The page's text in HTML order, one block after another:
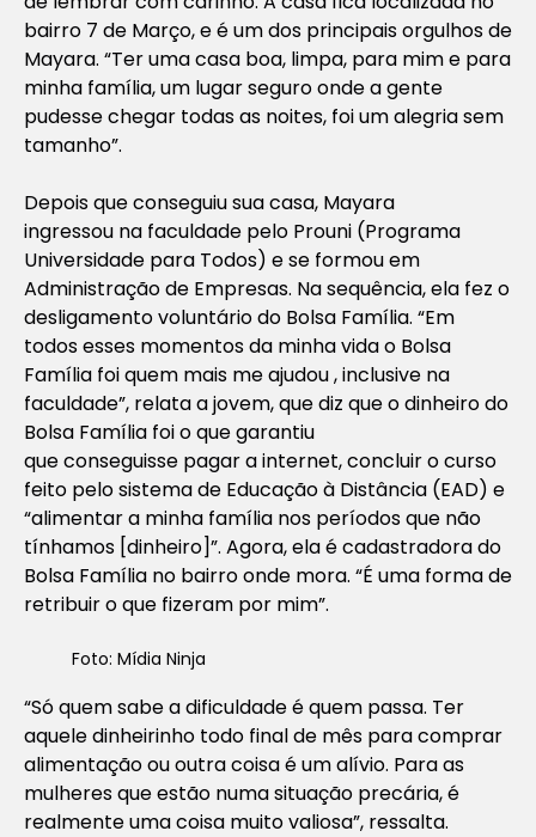
bairro 7 de Março, e é um dos principais orgulhos de
Mayara. “Ter uma casa boa, limpa, para mim e para
minha família, um lugar seguro onde a gente
pudesse chegar todas as noites, foi um alegria sem
tamanho”.
Depois que conseguiu sua casa, Mayara
ingressou na faculdade pelo Prouni (Programa
Universidade para Todos) e se formou em
Administração de Empresas. Na sequência, ela fez o
desligamento voluntário do Bolsa Família. “Em
todos esses momentos da minha vida o Bolsa
Família foi quem mais me ajudou , inclusive na
faculdade”, relata a jovem, que diz que o dinheiro do
Bolsa Família foi o que garantiu
que conseguisse pagar a internet, concluir o curso
feito pelo sistema de Educação à Distância (EAD) e
“alimentar a minha família nos períodos que não
tínhamos [dinheiro]”. Agora, ela é cadastradora do
Bolsa Família no bairro onde mora. “É uma forma de
retribuir o que fizeram por mim”.
Foto: Mídia Ninja
“Só quem sabe a dificuldade é quem passa. Ter
aquele dinheirinho todo final de mês para comprar
alimentação ou outra coisa é um alívio. Para as
mulheres que estão numa situação precária, é
realmente uma coisa muito valiosa”, ressalta.